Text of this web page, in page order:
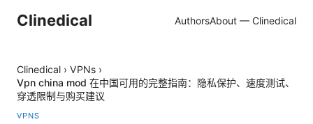
Clinedical AuthorsAbout — Clinedical
Clinedical › VPNs ›
Vpn china mod 在中国可用的完整指南：隐私保护、速度测试、
穿透限制与购买建议
VPNS